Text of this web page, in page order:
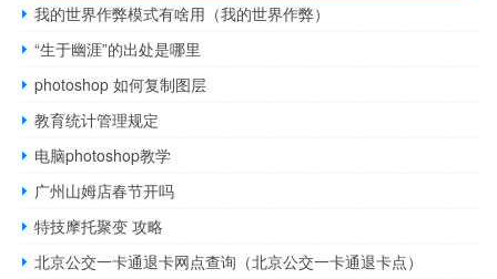
我的世界作弊模式有啥用（我的世界作弊）
“生于幽涯”的出处是哪里
photoshop 如何复制图层
教育统计管理规定
电脑photoshop教学
广州山姆店春节开吗
特技摩托聚变 攻略
北京公交一卡通退卡网点查询（北京公交一卡通退卡点）